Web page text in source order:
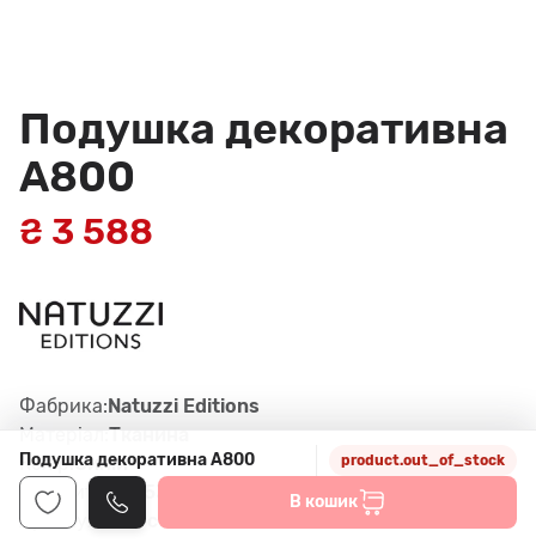
Подушка декоративна
A800
₴ 3 588
Фабрика:Natuzzi Editions
Матеріал: Тканина
Колір:Синій
Габарити:53*53 см
Артикул:
376, col. 78.0184.03
Подушка декоративна A800 product.out_of_stock
В кошик